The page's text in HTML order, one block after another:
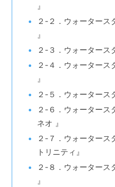
』
２-２．ウォータース
』
２-３．ウォータース
２-４．ウォータース
』
２-５．ウォータース
２-６．ウォータース
ネオ 』
２-７．ウォータース
トリニティ』
２-８．ウォータース
』